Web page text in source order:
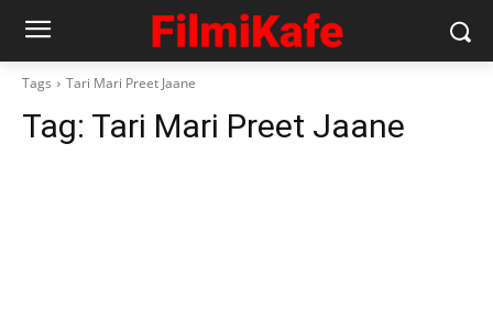
Tags Tari Mari Preet Jaane
Tag: Tari Mari Preet Jaane